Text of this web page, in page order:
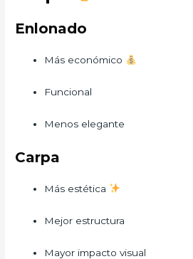
Enlonado
Más económico
Funcional
Menos elegante
Carpa
Más estética
Mejor estructura
Mayor impacto visual